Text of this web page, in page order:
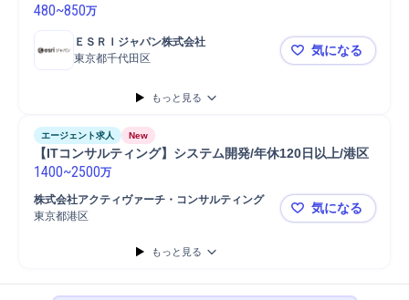
480~850万
ＥＳＲＩジャパン株式会社
東京都千代田区
【電力業界
気になる
もっと見る
エージェント求人 New
【ITコンサルティング】システム開発/年休120日以上/港区
1400~2500万
株式会社アクティヴァーチ・コンサルティング
東京都港区
【ITコンサ
気になる
もっと見る